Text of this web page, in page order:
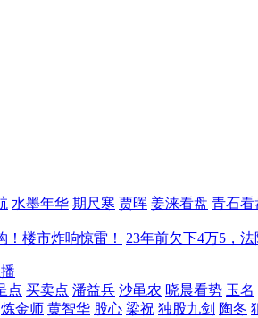
水墨年华 期尺寒 贾晖 姜涞看盘 青石看
！楼市炸响惊雷！ 23年前欠下4万5，
点 买卖点 潘益兵 沙黾农 晓晨看势 玉名
炼金师 黄智华 股心 梁祝 独股九剑 陶冬